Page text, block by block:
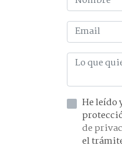
He leído y acepto la
de
el